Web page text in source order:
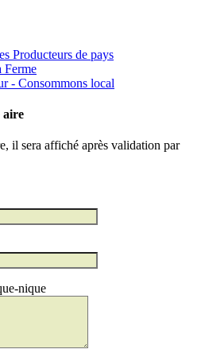
Producteurs de pays
Ferme
- Consommons local
aire
il sera affiché après validation par
nique